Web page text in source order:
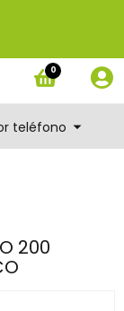
0
teléfono
200